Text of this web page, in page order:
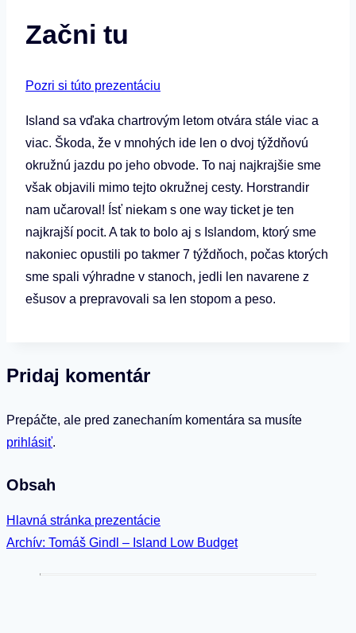
Začni tu
Pozri si túto prezentáciu
Island sa vďaka chartrovým letom otvára stále viac a
viac. Škoda, že v mnohých ide len o dvoj týždňovú
okružnú jazdu po jeho obvode. To naj najkrajšie sme
však objavili mimo tejto okružnej cesty. Horstrandir
nam učaroval! Ísť niekam s one way ticket je ten
najkrajší pocit. A tak to bolo aj s Islandom, ktorý sme
nakoniec opustili po takmer 7 týždňoch, počas ktorých
sme spali výhradne v stanoch, jedli len navarene z
ešusov a prepravovali sa len stopom a peso.
Pridaj komentár
Prepáčte, ale pred zanechaním komentára sa musíte
prihlásiť.
Obsah
Hlavná stránka prezentácie
Archív: Tomáš Gindl – Island Low Budget